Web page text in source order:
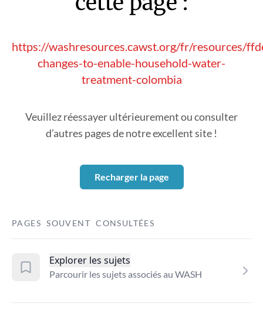
https://washresources.cawst.org/fr/resources/
changes-to-enable-household-water-
treatment-colombia
Veuillez réessayer ultérieurement ou consulter
d’autres pages de notre excellent site !
Recharger la page
PAGES SOUVENT CONSULTÉES
Explorer les sujets
Parcourir les sujets associés au WASH